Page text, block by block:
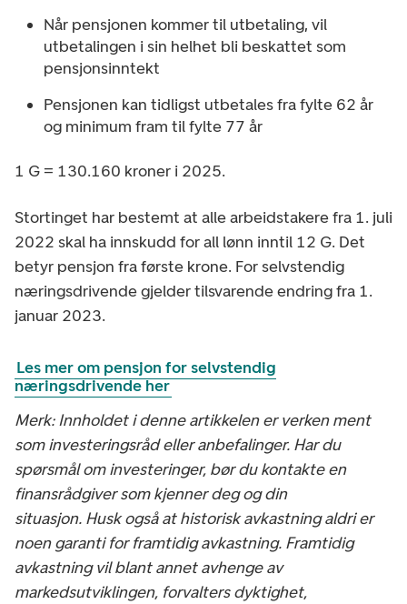
Når pensjonen kommer til utbetaling, vil
utbetalingen i sin helhet bli beskattet som
pensjonsinntekt
Pensjonen kan tidligst utbetales fra fylte 62 år
og minimum fram til fylte 77 år
1 G = 130.160 kroner i 2025.
Stortinget har bestemt at alle arbeidstakere fra 1. juli
2022 skal ha innskudd for all lønn inntil 12 G. Det
betyr pensjon fra første krone. For selvstendig
næringsdrivende gjelder tilsvarende endring fra 1.
januar 2023.
Les mer om pensjon for selvstendig
næringsdrivende her
Merk: Innholdet i denne artikkelen er verken ment
som investeringsråd eller anbefalinger. Har du
spørsmål om investeringer, bør du kontakte en
finansrådgiver som kjenner deg og din
situasjon. Husk også at historisk avkastning aldri er
noen garanti for framtidig avkastning. Framtidig
avkastning vil blant annet avhenge av
markedsutviklingen, forvalters dyktighet,